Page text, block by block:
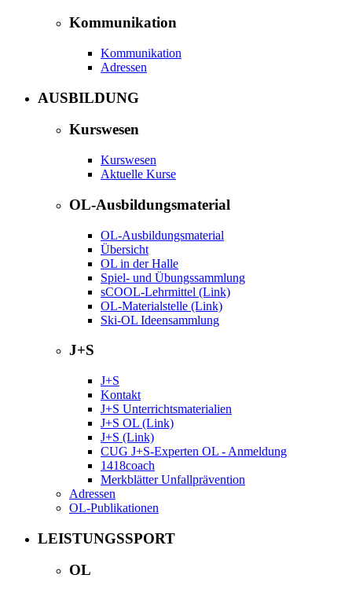
Kommunikation
Kommunikation
Adressen
AUSBILDUNG
Kurswesen
Kurswesen
Aktuelle Kurse
OL-Ausbildungsmaterial
OL-Ausbildungsmaterial
Übersicht
OL in der Halle
Spiel- und Übungssammlung
sCOOL-Lehrmittel (Link)
OL-Materialstelle (Link)
Ski-OL Ideensammlung
J+S
J+S
Kontakt
J+S Unterrichtsmaterialien
J+S OL (Link)
J+S (Link)
CUG J+S-Experten OL - Anmeldung
1418coach
Merkblätter Unfallprävention
Adressen
OL-Publikationen
LEISTUNGSSPORT
OL